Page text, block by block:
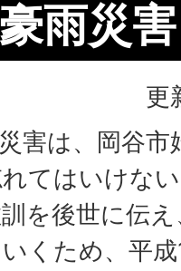
雨災害
更
害は、岡谷
てはいけな
を後世に伝
くため、平